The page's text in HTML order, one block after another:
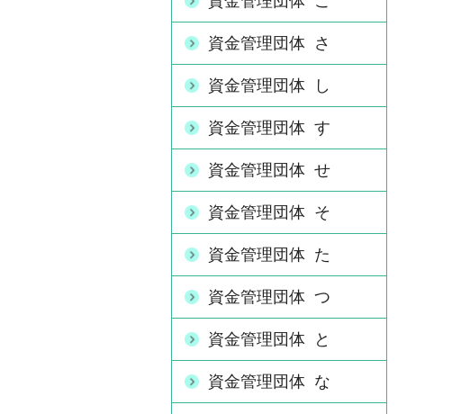
資金管理団体 さ
資金管理団体 し
資金管理団体 す
資金管理団体 せ
資金管理団体 そ
資金管理団体 た
資金管理団体 つ
資金管理団体 と
資金管理団体 な